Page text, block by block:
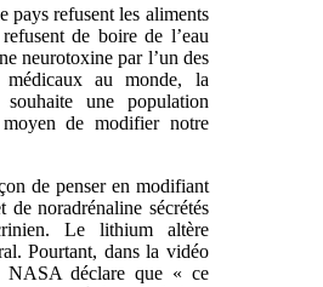
pays refusent les aliments
de boire de l’eau
neurotoxine par l’un des
au monde, la
une population
de modifier notre
de penser en modifiant
de noradrénaline sécrétés
Le lithium altère
Pourtant, dans la vidéo
NASA déclare que « ce